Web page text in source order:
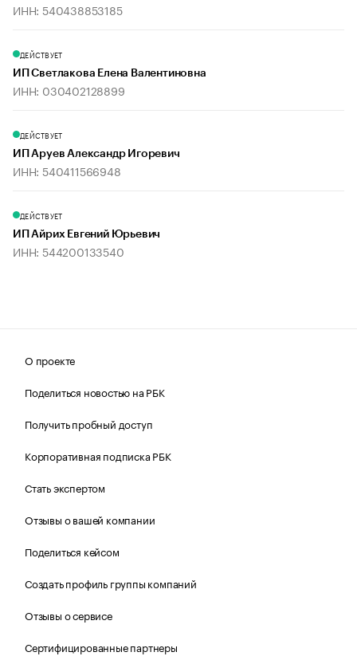
ИНН: 540438853185
ДЕЙСТВУЕТ
ИП Светлакова Елена Валентиновна
ИНН: 030402128899
ДЕЙСТВУЕТ
ИП Аруев Александр Игоревич
ИНН: 540411566948
ДЕЙСТВУЕТ
ИП Айрих Евгений Юрьевич
ИНН: 544200133540
О проекте
Поделиться новостью на РБК
Получить пробный доступ
Корпоративная подписка РБК
Стать экспертом
Отзывы о вашей компании
Поделиться кейсом
Создать профиль группы компаний
Отзывы о сервисе
Сертифицированные партнеры